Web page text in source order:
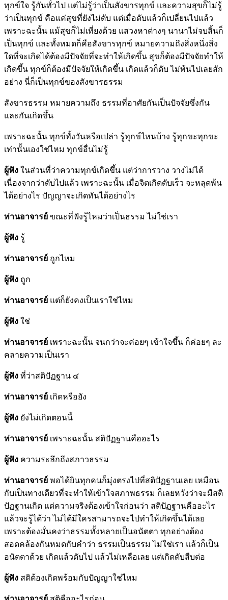
ทุกข์ใจ รู้กันทั่วไป แต่ไม่รู้ว่าเป็นสังขารทุกข์ และความสุขก็ไม่รู้
ว่าเป็นทุกข์ คือแค่สุขที่ยังไม่ดับ แต่เมื่อดับแล้วก็เปลี่ยนไปแล้ว
เพราะฉะนั้น แม้สุขก็ไม่เที่ยงด้วย แสวงหาต่างๆ นานาไม่จบสิ้นก็
เป็นทุกข์ และทั้งหมดก็คือสังขารทุกข์ หมายความถึงสิ่งหนึ่งสิ่ง
ใดที่จะเกิดได้ต้องมีปัจจัยที่จะทำให้เกิดขึ้น สุขก็ต้องมีปัจจัยทำให้
เกิดขึ้น ทุกข์ก็ต้องมีปัจจัยให้เกิดขึ้น เกิดแล้วก็ดับ ไม่พ้นไปเลยสัก
อย่าง นี่ก็เป็นทุกข์ของสังขารธรรม
สังขารธรรม หมายความถึง ธรรมที่อาศัยกันเป็นปัจจัยซึ่งกัน
และกันเกิดขึ้น
เพราะฉะนั้น ทุกข์ทั้งวันหรือเปล่า รู้ทุกข์ไหนบ้าง รู้ทุกขะทุกขะ
เท่านั้นเองใช่ไหม ทุกข์อื่นไม่รู้
ผู้ฟัง ในส่วนที่ว่าความทุกข์เกิดขึ้น แต่ว่าการวาง วางไม่ได้
เนื่องจากว่าดับไปแล้ว เพราะฉะนั้น เมื่อจิตเกิดดับเร็ว จะหลุดพ้น
ได้อย่างไร ปัญญาจะเกิดทันได้อย่างไร
ท่านอาจารย์ ขณะที่ฟังรู้ไหมว่าเป็นธรรม ไม่ใช่เรา
ผู้ฟัง รู้
ท่านอาจารย์ ถูกไหม
ผู้ฟัง ถูก
ท่านอาจารย์ แต่ก็ยังคงเป็นเราใช่ไหม
ผู้ฟัง ใช่
ท่านอาจารย์ เพราะฉะนั้น จนกว่าจะค่อยๆ เข้าใจขึ้น ก็ค่อยๆ ละ
คลายความเป็นเรา
ผู้ฟัง ที่ว่าสติปัฏฐาน ๔
ท่านอาจารย์ เกิดหรือยัง
ผู้ฟัง ยังไม่เกิดตอนนี้
ท่านอาจารย์ เพราะฉะนั้น สติปัฏฐานคืออะไร
ผู้ฟัง ความระลึกถึงสภาวธรรม
ท่านอาจารย์ พอได้ยินทุกคนก็มุ่งตรงไปที่สติปัฏฐานเลย เหมือน
กับเป็นทางเดียวที่จะทำให้เข้าใจสภาพธรรม ก็เลยหวังว่าจะมีสติ
ปัฏฐานเกิด แต่ความจริงต้องเข้าใจก่อนว่า สติปัฏฐานคืออะไร
แล้วจะรู้ได้ว่า ไม่ได้มีใครสามารถจะไปทำให้เกิดขึ้นได้เลย
เพราะต้องมั่นคงว่าธรรมทั้งหลายเป็นอนัตตา ทุกอย่างต้อง
สอดคล้องกันหมดกับคำว่า ธรรมเป็นธรรม ไม่ใช่เรา แล้วก็เป็น
อนัตตาด้วย เกิดแล้วดับไป แล้วไม่เหลือเลย แต่เกิดดับสืบต่อ
ผู้ฟัง สติต้องเกิดพร้อมกับปัญญาใช่ไหม